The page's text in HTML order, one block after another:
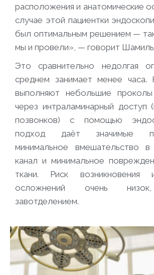
расположения и анатомические
случае этой пациентки
был оптимальным решением —
мы и провели», — говорит
Это сравнительно недолгая
среднем занимает менее часа.
выполняют небольшие
через интраламинарный
позвонков) с помощью
подход даёт значимые
минимальное вмешательство в
канал и минимальное
ткани. Риск возникновения
осложнений очень
завотделением.